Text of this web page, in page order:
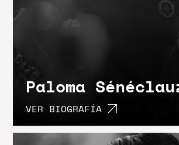
Paloma
VER BIOGRAFÍA